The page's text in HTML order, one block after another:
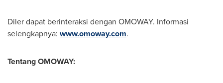
Diler dapat berinteraksi dengan OMOWAY. Informasi
selengkapnya: www.omoway.com.
Tentang OMOWAY: